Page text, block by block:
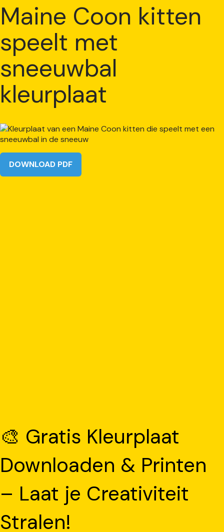
Maine Coon kitten
speelt met
sneeuwbal
kleurplaat
DOWNLOAD PDF
🎨 Gratis Kleurplaat
Downloaden & Printen
– Laat je Creativiteit
Stralen!